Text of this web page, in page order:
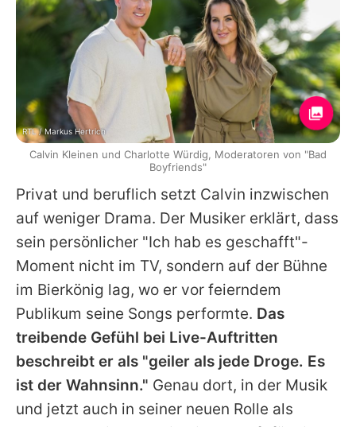
Privat und beruflich setzt Calvin inzwischen
auf weniger Drama. Der Musiker erklärt, dass
sein persönlicher "Ich hab es geschafft"-
Moment nicht im TV, sondern auf der Bühne
im Bierkönig lag, wo er vor feierndem
Publikum seine Songs performte. Das
treibende Gefühl bei Live-Auftritten
beschreibt er als "geiler als jede Droge. Es
ist der Wahnsinn." Genau dort, in der Musik
und jetzt auch in seiner neuen Rolle als
RTL / Markus Hertrich
Calvin Kleinen und Charlotte Würdig, Moderatoren von "Bad
Boyfriends"